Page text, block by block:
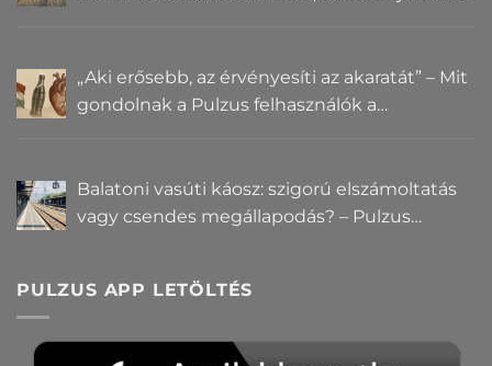
„Aki erősebb, az érvényesíti az akaratát” – Mit
gondolnak a Pulzus felhasználók a
Balatoni vasúti káosz: szigorú elszámoltatás
vagy csendes megállapodás? – Pulzus
PULZUS APP LETÖLTÉS